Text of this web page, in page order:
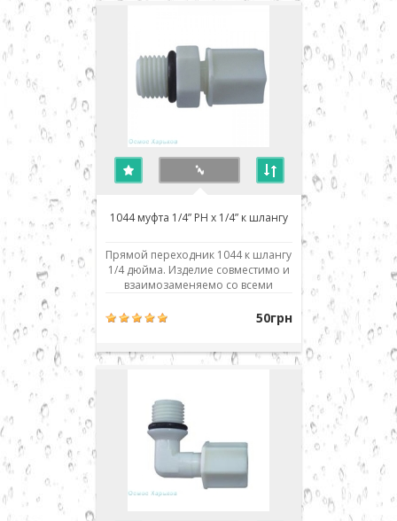
1044 муфта 1/4” РН x 1/4” к шлангу
Прямой переходник 1044 к шлангу
1/4 дюйма. Изделие совместимо и
взаимозаменяемо со всеми
фильтрами обратного осмоса
любых производителей: Aquafilter,
Crystal, H2O systems, Aqualine,
50грн